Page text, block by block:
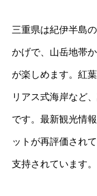
三重県は紀伊半島
かげで、山岳地帯
が楽しめます。紅
リアス式海岸など
です。最新観光情
ットが再評価され
支持されています。